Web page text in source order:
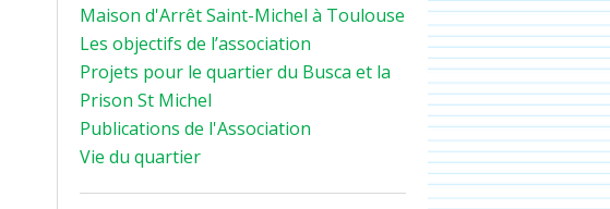
Maison d'Arrêt Saint-Michel à Toulouse
Les objectifs de l’association
Projets pour le quartier du Busca et la
Prison St Michel
Publications de l'Association
Vie du quartier